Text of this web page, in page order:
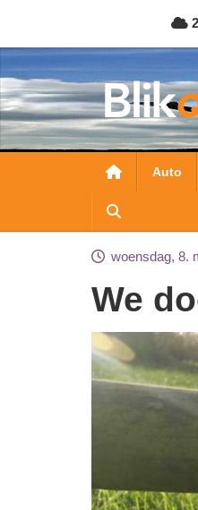
naar
de
inhoud
gaan
Auto
woensdag, 8.
We